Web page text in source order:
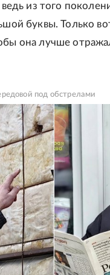
из того
буквы. Только
она лучше
под обстрелами